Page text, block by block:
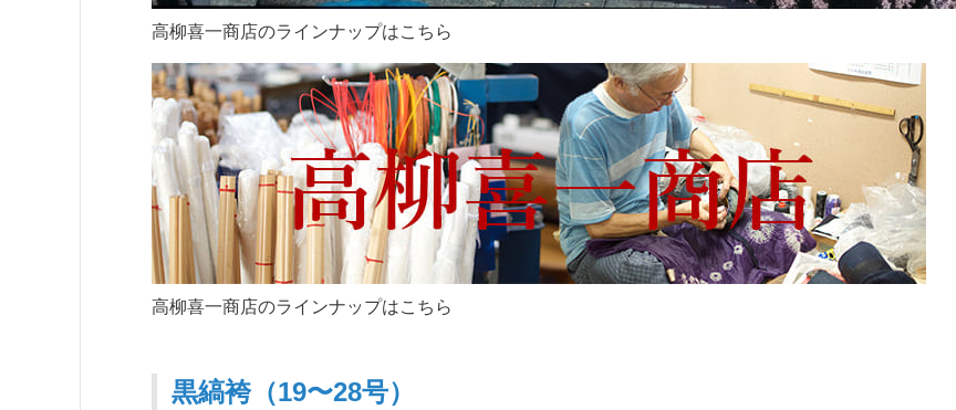
高柳喜一商店のラインナップはこちら
高柳喜一商店のラインナップはこちら
黒縞袴（19〜28号）